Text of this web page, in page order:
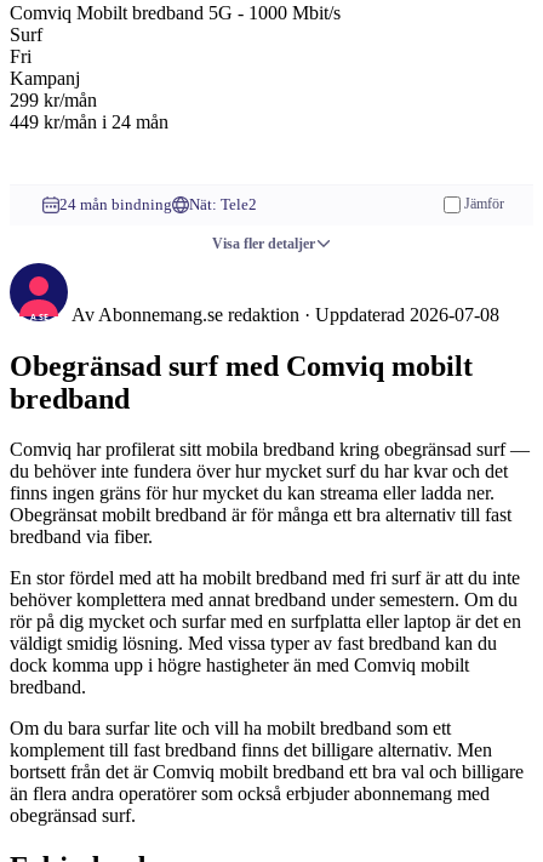
Comviq Mobilt bredband 5G - 1000 Mbit/s
Surf
Fri
Kampanj
299 kr/mån
449 kr/mån i 24 mån
24 mån bindning Nät: Tele2 Jämför
Visa fler detaljer
Av Abonnemang.se redaktion · Uppdaterad 2026-07-08
Obegränsad surf med Comviq mobilt
bredband
Comviq har profilerat sitt mobila bredband kring obegränsad surf —
du behöver inte fundera över hur mycket surf du har kvar och det
finns ingen gräns för hur mycket du kan streama eller ladda ner.
Obegränsat mobilt bredband är för många ett bra alternativ till fast
bredband via fiber.
En stor fördel med att ha mobilt bredband med fri surf är att du inte
behöver komplettera med annat bredband under semestern. Om du
rör på dig mycket och surfar med en surfplatta eller laptop är det en
väldigt smidig lösning. Med vissa typer av fast bredband kan du
dock komma upp i högre hastigheter än med Comviq mobilt
bredband.
Om du bara surfar lite och vill ha mobilt bredband som ett
komplement till fast bredband finns det billigare alternativ. Men
bortsett från det är Comviq mobilt bredband ett bra val och billigare
än flera andra operatörer som också erbjuder abonnemang med
obegränsad surf.